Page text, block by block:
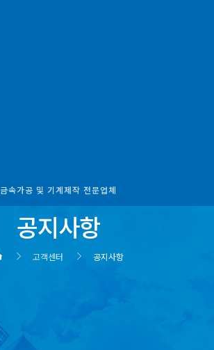
금속가공 및 기계제작 전문업체
공지사항
고객센터 공지사항